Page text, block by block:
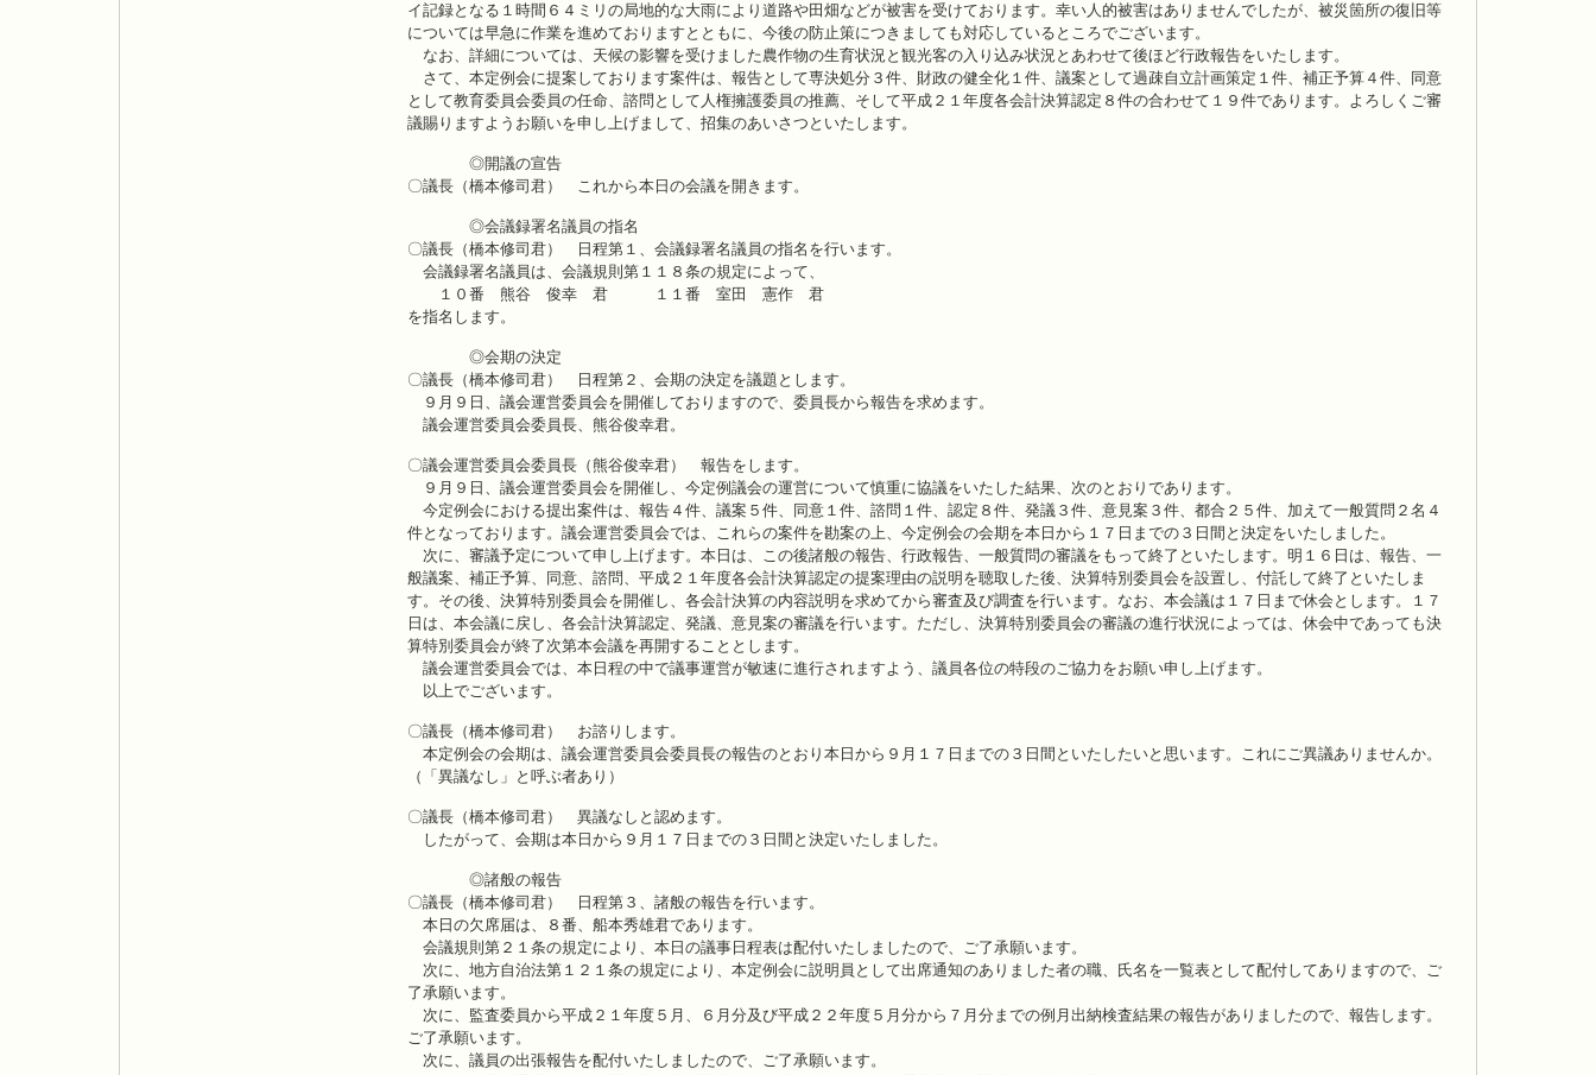
イ記録となる１時間６４ミリの局地的な大雨により道路や田畑などが被害を受けております。幸い人的被害はありませんでしたが、被災箇所の復旧等
については早急に作業を進めておりますとともに、今後の防止策につきましても対応しているところでございます。
なお、詳細については、天候の影響を受けました農作物の生育状況と観光客の入り込み状況とあわせて後ほど行政報告をいたします。
さて、本定例会に提案しております案件は、報告として専決処分３件、財政の健全化１件、議案として過疎自立計画策定１件、補正予算４件、同意
として教育委員会委員の任命、諮問として人権擁護委員の推薦、そして平成２１年度各会計決算認定８件の合わせて１９件であります。よろしくご審
議賜りますようお願いを申し上げまして、招集のあいさつといたします。
◎開議の宣告
〇議長（橋本修司君） これから本日の会議を開きます。
◎会議録署名議員の指名
〇議長（橋本修司君） 日程第１、会議録署名議員の指名を行います。
会議録署名議員は、会議規則第１１８条の規定によって、
１０番 熊谷 俊幸 君 １１番 室田 憲作 君
を指名します。
◎会期の決定
〇議長（橋本修司君） 日程第２、会期の決定を議題とします。
９月９日、議会運営委員会を開催しておりますので、委員長から報告を求めます。
議会運営委員会委員長、熊谷俊幸君。
〇議会運営委員会委員長（熊谷俊幸君） 報告をします。
９月９日、議会運営委員会を開催し、今定例議会の運営について慎重に協議をいたした結果、次のとおりであります。
今定例会における提出案件は、報告４件、議案５件、同意１件、諮問１件、認定８件、発議３件、意見案３件、都合２５件、加えて一般質問２名４
件となっております。議会運営委員会では、これらの案件を勘案の上、今定例会の会期を本日から１７日までの３日間と決定をいたしました。
次に、審議予定について申し上げます。本日は、この後諸般の報告、行政報告、一般質問の審議をもって終了といたします。明１６日は、報告、一
般議案、補正予算、同意、諮問、平成２１年度各会計決算認定の提案理由の説明を聴取した後、決算特別委員会を設置し、付託して終了といたしま
す。その後、決算特別委員会を開催し、各会計決算の内容説明を求めてから審査及び調査を行います。なお、本会議は１７日まで休会とします。１７
日は、本会議に戻し、各会計決算認定、発議、意見案の審議を行います。ただし、決算特別委員会の審議の進行状況によっては、休会中であっても決
算特別委員会が終了次第本会議を再開することとします。
議会運営委員会では、本日程の中で議事運営が敏速に進行されますよう、議員各位の特段のご協力をお願い申し上げます。
以上でございます。
〇議長（橋本修司君） お諮りします。
本定例会の会期は、議会運営委員会委員長の報告のとおり本日から９月１７日までの３日間といたしたいと思います。これにご異議ありませんか。
（「異議なし」と呼ぶ者あり）
〇議長（橋本修司君） 異議なしと認めます。
したがって、会期は本日から９月１７日までの３日間と決定いたしました。
◎諸般の報告
〇議長（橋本修司君） 日程第３、諸般の報告を行います。
本日の欠席届は、８番、船本秀雄君であります。
会議規則第２１条の規定により、本日の議事日程表は配付いたしましたので、ご了承願います。
次に、地方自治法第１２１条の規定により、本定例会に説明員として出席通知のありました者の職、氏名を一覧表として配付してありますので、ご
了承願います。
次に、監査委員から平成２１年度５月、６月分及び平成２２年度５月分から７月分までの例月出納検査結果の報告がありましたので、報告します。
ご了承願います。
次に、議員の出張報告を配付いたしましたので、ご了承願います。